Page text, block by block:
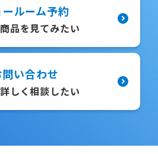
ルーム予約
品を見てみたい
い合わせ
しく相談したい